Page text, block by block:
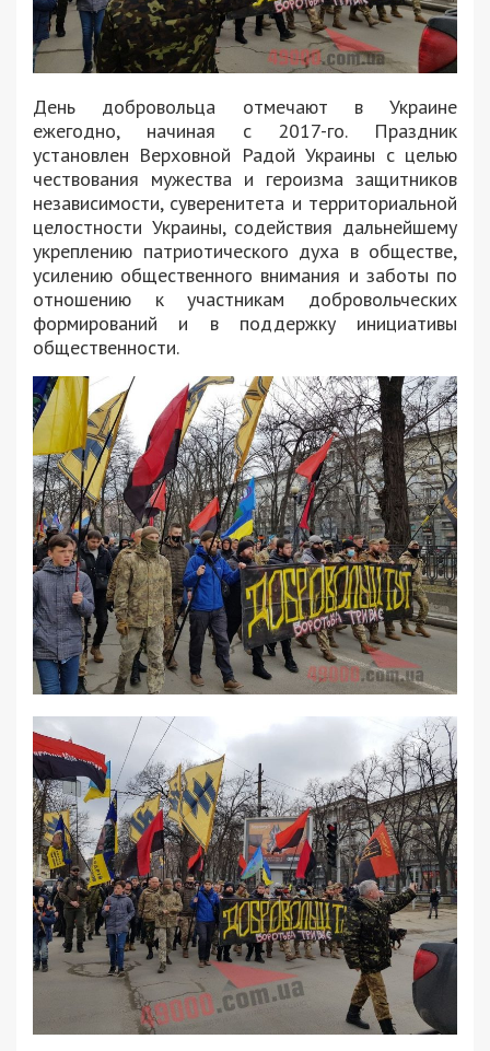
День добровольца отмечают в Украине
ежегодно, начиная с 2017-го. Праздник
установлен Верховной Радой Украины с целью
чествования мужества и героизма защитников
независимости, суверенитета и территориальной
целостности Украины, содействия дальнейшему
укреплению патриотического духа в обществе,
усилению общественного внимания и заботы по
отношению к участникам добровольческих
формирований и в поддержку инициативы
общественности.